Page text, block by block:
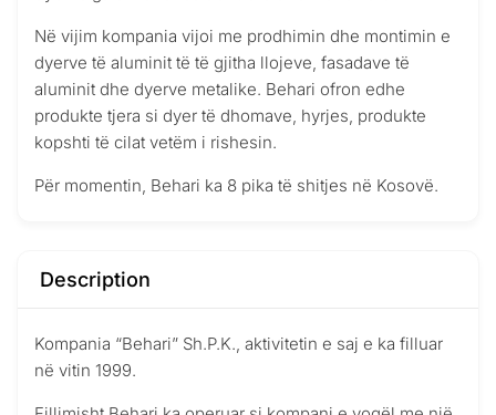
Në vijim kompania vijoi me prodhimin dhe montimin e
dyerve të aluminit të të gjitha llojeve, fasadave të
aluminit dhe dyerve metalike. Behari ofron edhe
produkte tjera si dyer të dhomave, hyrjes, produkte
kopshti të cilat vetëm i rishesin.
Për momentin, Behari ka 8 pika të shitjes në Kosovë.
Description
Kompania “Behari” Sh.P.K., aktivitetin e saj e ka filluar
në vitin 1999.